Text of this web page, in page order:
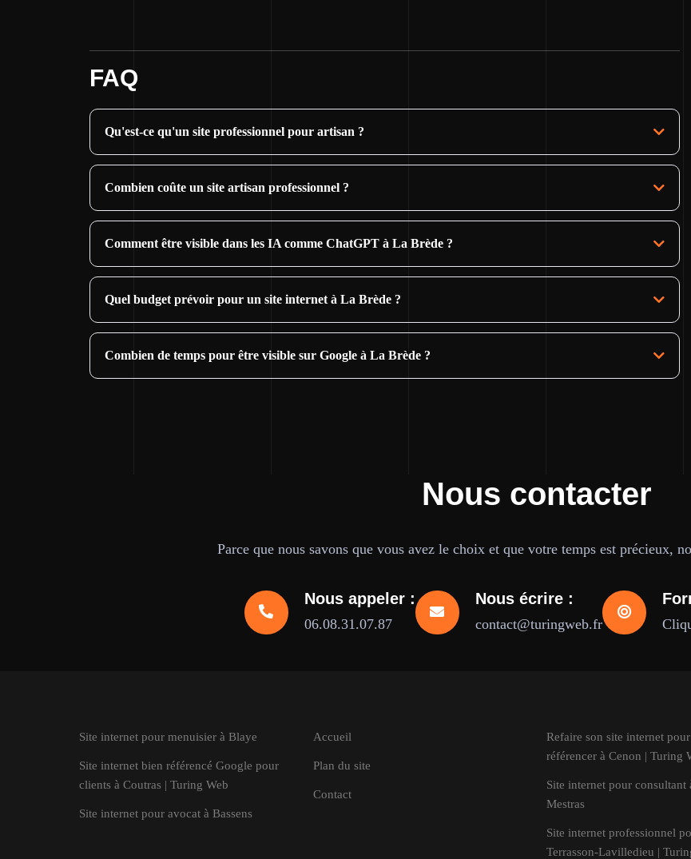
FAQ
Qu'est-ce qu'un site professionnel pour artisan ?
Combien coûte un site artisan professionnel ?
Comment être visible dans les IA comme ChatGPT à La Brède ?
Quel budget prévoir pour un site internet à La Brède ?
Combien de temps pour être visible sur Google à La Brède ?
Nous contacter
Parce que nous savons que vous avez le choix et que votre temps est précieux,
Nous appeler :
06.08.31.07.87
Nous écrire :
contact@turingweb.fr
Site internet pour menuisier à Blaye
Site internet bien référencé Google pour
clients à Coutras | Turing Web
Site internet pour avocat à Bassens
Accueil
Plan du site
Contact
Refaire son site internet
référencer à Cenon | Turing
Site internet pour consultant
Mestras
Site internet professionnel
Terrasson-Lavilledieu |